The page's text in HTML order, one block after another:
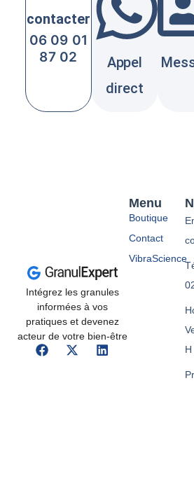
contacter
06 09 01
87 02
Appel
direct
Intégrez les granules
informées à vos
pratiques et devenez
acteur de votre bien-être
Menu
Boutique
Contact
VibraScience
H